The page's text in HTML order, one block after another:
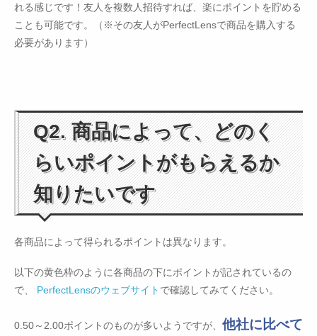
れる感じです！友人を複数人招待すれば、楽にポイントを貯める
ことも可能です。（※その友人がPerfectLensで商品を購入する
必要があります）
Q2. 商品によって、どのく
らいポイントがもらえるか
知りたいです
各商品によって得られるポイントは異なります。
以下の黄色枠のように各商品の下にポイントが記されているの
で、 PerfectLensのウェブサイト で確認してみてください。
0.50～2.00ポイントのものが多いようですが、 他社に比べて